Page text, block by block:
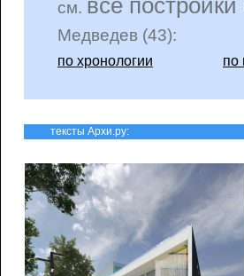
см. все
Медведев (43):
по хронологии по
тексты Архи.ру: